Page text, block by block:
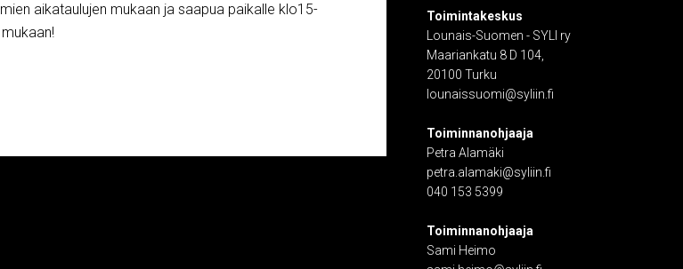
aikataulujen mukaan ja saapua paikalle klo15-
Toimintakeskus
Lounais-Suomen - SYLI ry
Maariankatu 8 D 104,
20100 Turku
lounaissuomi@syliin.fi
Toiminnanohjaaja
Petra Alamäki
petra.alamaki@syliin.fi
040 153 5399
Toiminnanohjaaja
Sami Heimo